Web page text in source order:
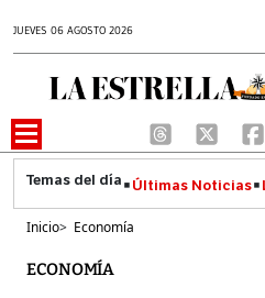
JUEVES 06 AGOSTO 2026
Últimas Noticias
Inicio> Economía
ECONOMÍA